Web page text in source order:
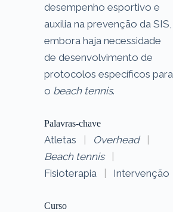
desempenho esportivo e
auxilia na prevenção da SIS,
embora haja necessidade
de desenvolvimento de
protocolos específicos para
o beach tennis.
Palavras-chave
Atletas | Overhead
|
Beach tennis
|
Fisioterapia
| Intervenção
Curso